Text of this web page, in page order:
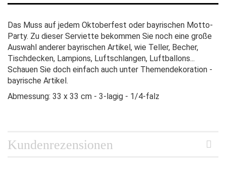
Das Muss auf jedem Oktoberfest oder bayrischen Motto-
Party. Zu dieser Serviette bekommen Sie noch eine große
Auswahl anderer bayrischen Artikel, wie Teller, Becher,
Tischdecken, Lampions, Luftschlangen, Luftballons...
Schauen Sie doch einfach auch unter Themendekoration -
bayrische Artikel.
Abmessung: 33 x 33 cm - 3-lagig - 1/4-falz
Kundenrezensionen